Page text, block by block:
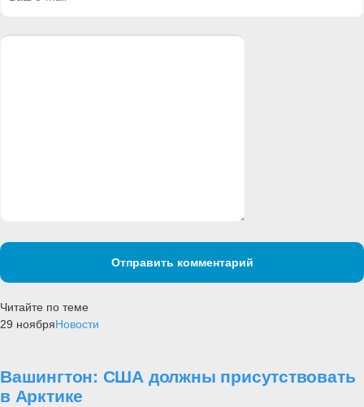
Отправить комментарий
Читайте по теме
29 ноябряНовости
Вашингтон: США должны присутствовать
в Арктике